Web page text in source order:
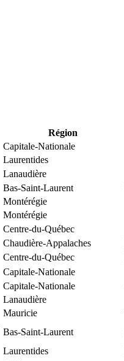
Région
Capitale-Nationale
Laurentides
Lanaudière
Bas-Saint-Laurent
Montérégie
Montérégie
Centre-du-Québec
Chaudière-Appalaches
Centre-du-Québec
Capitale-Nationale
Capitale-Nationale
Lanaudière
Mauricie
Bas-Saint-Laurent
Laurentides